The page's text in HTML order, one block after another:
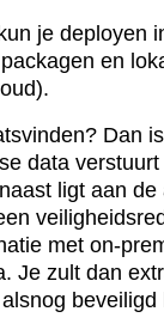
je deployen
en
Dan
data
ligt aan
met on-
Je zult dan
beveiligd